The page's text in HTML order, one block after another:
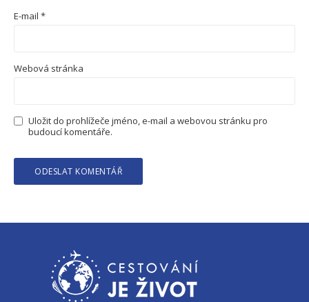
E-mail *
Webová stránka
Uložit do prohlížeče jméno, e-mail a webovou stránku pro
budoucí komentáře.